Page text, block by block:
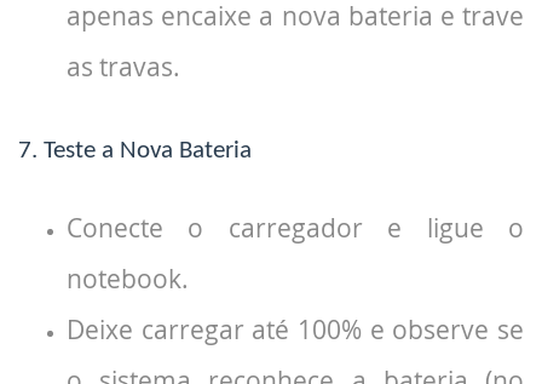
apenas encaixe a nova bateria e trave
as travas.
7. Teste a Nova Bateria
Conecte o carregador e ligue o
notebook.
Deixe carregar até 100% e observe se